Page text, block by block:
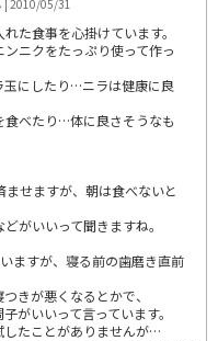
| 2010/05/31
た食事を心掛けています。
ニクをたっぷり使って作っ
玉にしたり…ニラは健康に良
食べたり…体に良さそうなも
せますが、朝は食べないと
がいいって聞きますね。
ますが、寝る前の歯磨き直前
きが悪くなるとかで、
がいいって言っています。
したことがありませんが…